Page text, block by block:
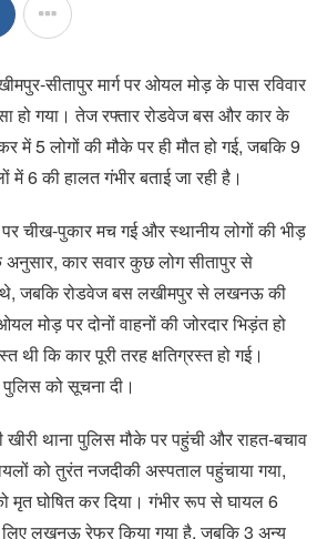
सीतापुर मार्ग पर ओयल मोड़ के पास रविवार
हो गया। तेज रफ्तार रोडवेज बस और कार के
में 5 लोगों की मौके पर ही मौत हो गई, जबकि 9
में 6 की हालत गंभीर बताई जा रही है।
चीख-पुकार मच गई और स्थानीय लोगों की भीड़
अनुसार, कार सवार कुछ लोग सीतापुर से
जबकि रोडवेज बस लखीमपुर से लखनऊ की
मोड़ पर दोनों वाहनों की जोरदार भिड़ंत हो
थी कि कार पूरी तरह क्षतिग्रस्त हो गई।
को सूचना दी।
थाना पुलिस मौके पर पहुंची और राहत-बचाव
को तुरंत नजदीकी अस्पताल पहुंचाया गया,
मृत घोषित कर दिया। गंभीर रूप से घायल 6
लखनऊ रेफर किया गया है, जबकि 3 अन्य